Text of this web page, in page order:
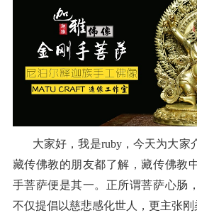
大家好，我是ruby，今天为大家
藏传佛教的朋友都了解，藏传佛教
手菩萨便是其一。正所谓菩萨心肠
不仅提倡以慈悲感化世人，更主张刚